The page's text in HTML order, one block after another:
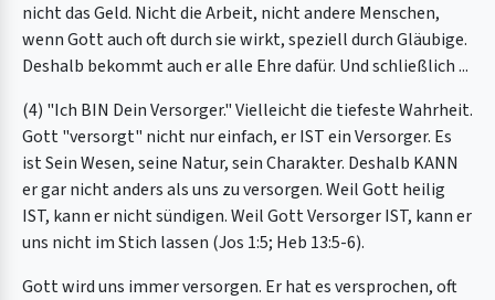
nicht das Geld. Nicht die Arbeit, nicht andere Menschen,
wenn Gott auch oft durch sie wirkt, speziell durch Gläubige.
Deshalb bekommt auch er alle Ehre dafür. Und schließlich ...
(4) "Ich BIN Dein Versorger." Vielleicht die tiefeste Wahrheit.
Gott "versorgt" nicht nur einfach, er IST ein Versorger. Es
ist Sein Wesen, seine Natur, sein Charakter. Deshalb KANN
er gar nicht anders als uns zu versorgen. Weil Gott heilig
IST, kann er nicht sündigen. Weil Gott Versorger IST, kann er
uns nicht im Stich lassen (Jos 1:5; Heb 13:5-6).
Gott wird uns immer versorgen. Er hat es versprochen, oft